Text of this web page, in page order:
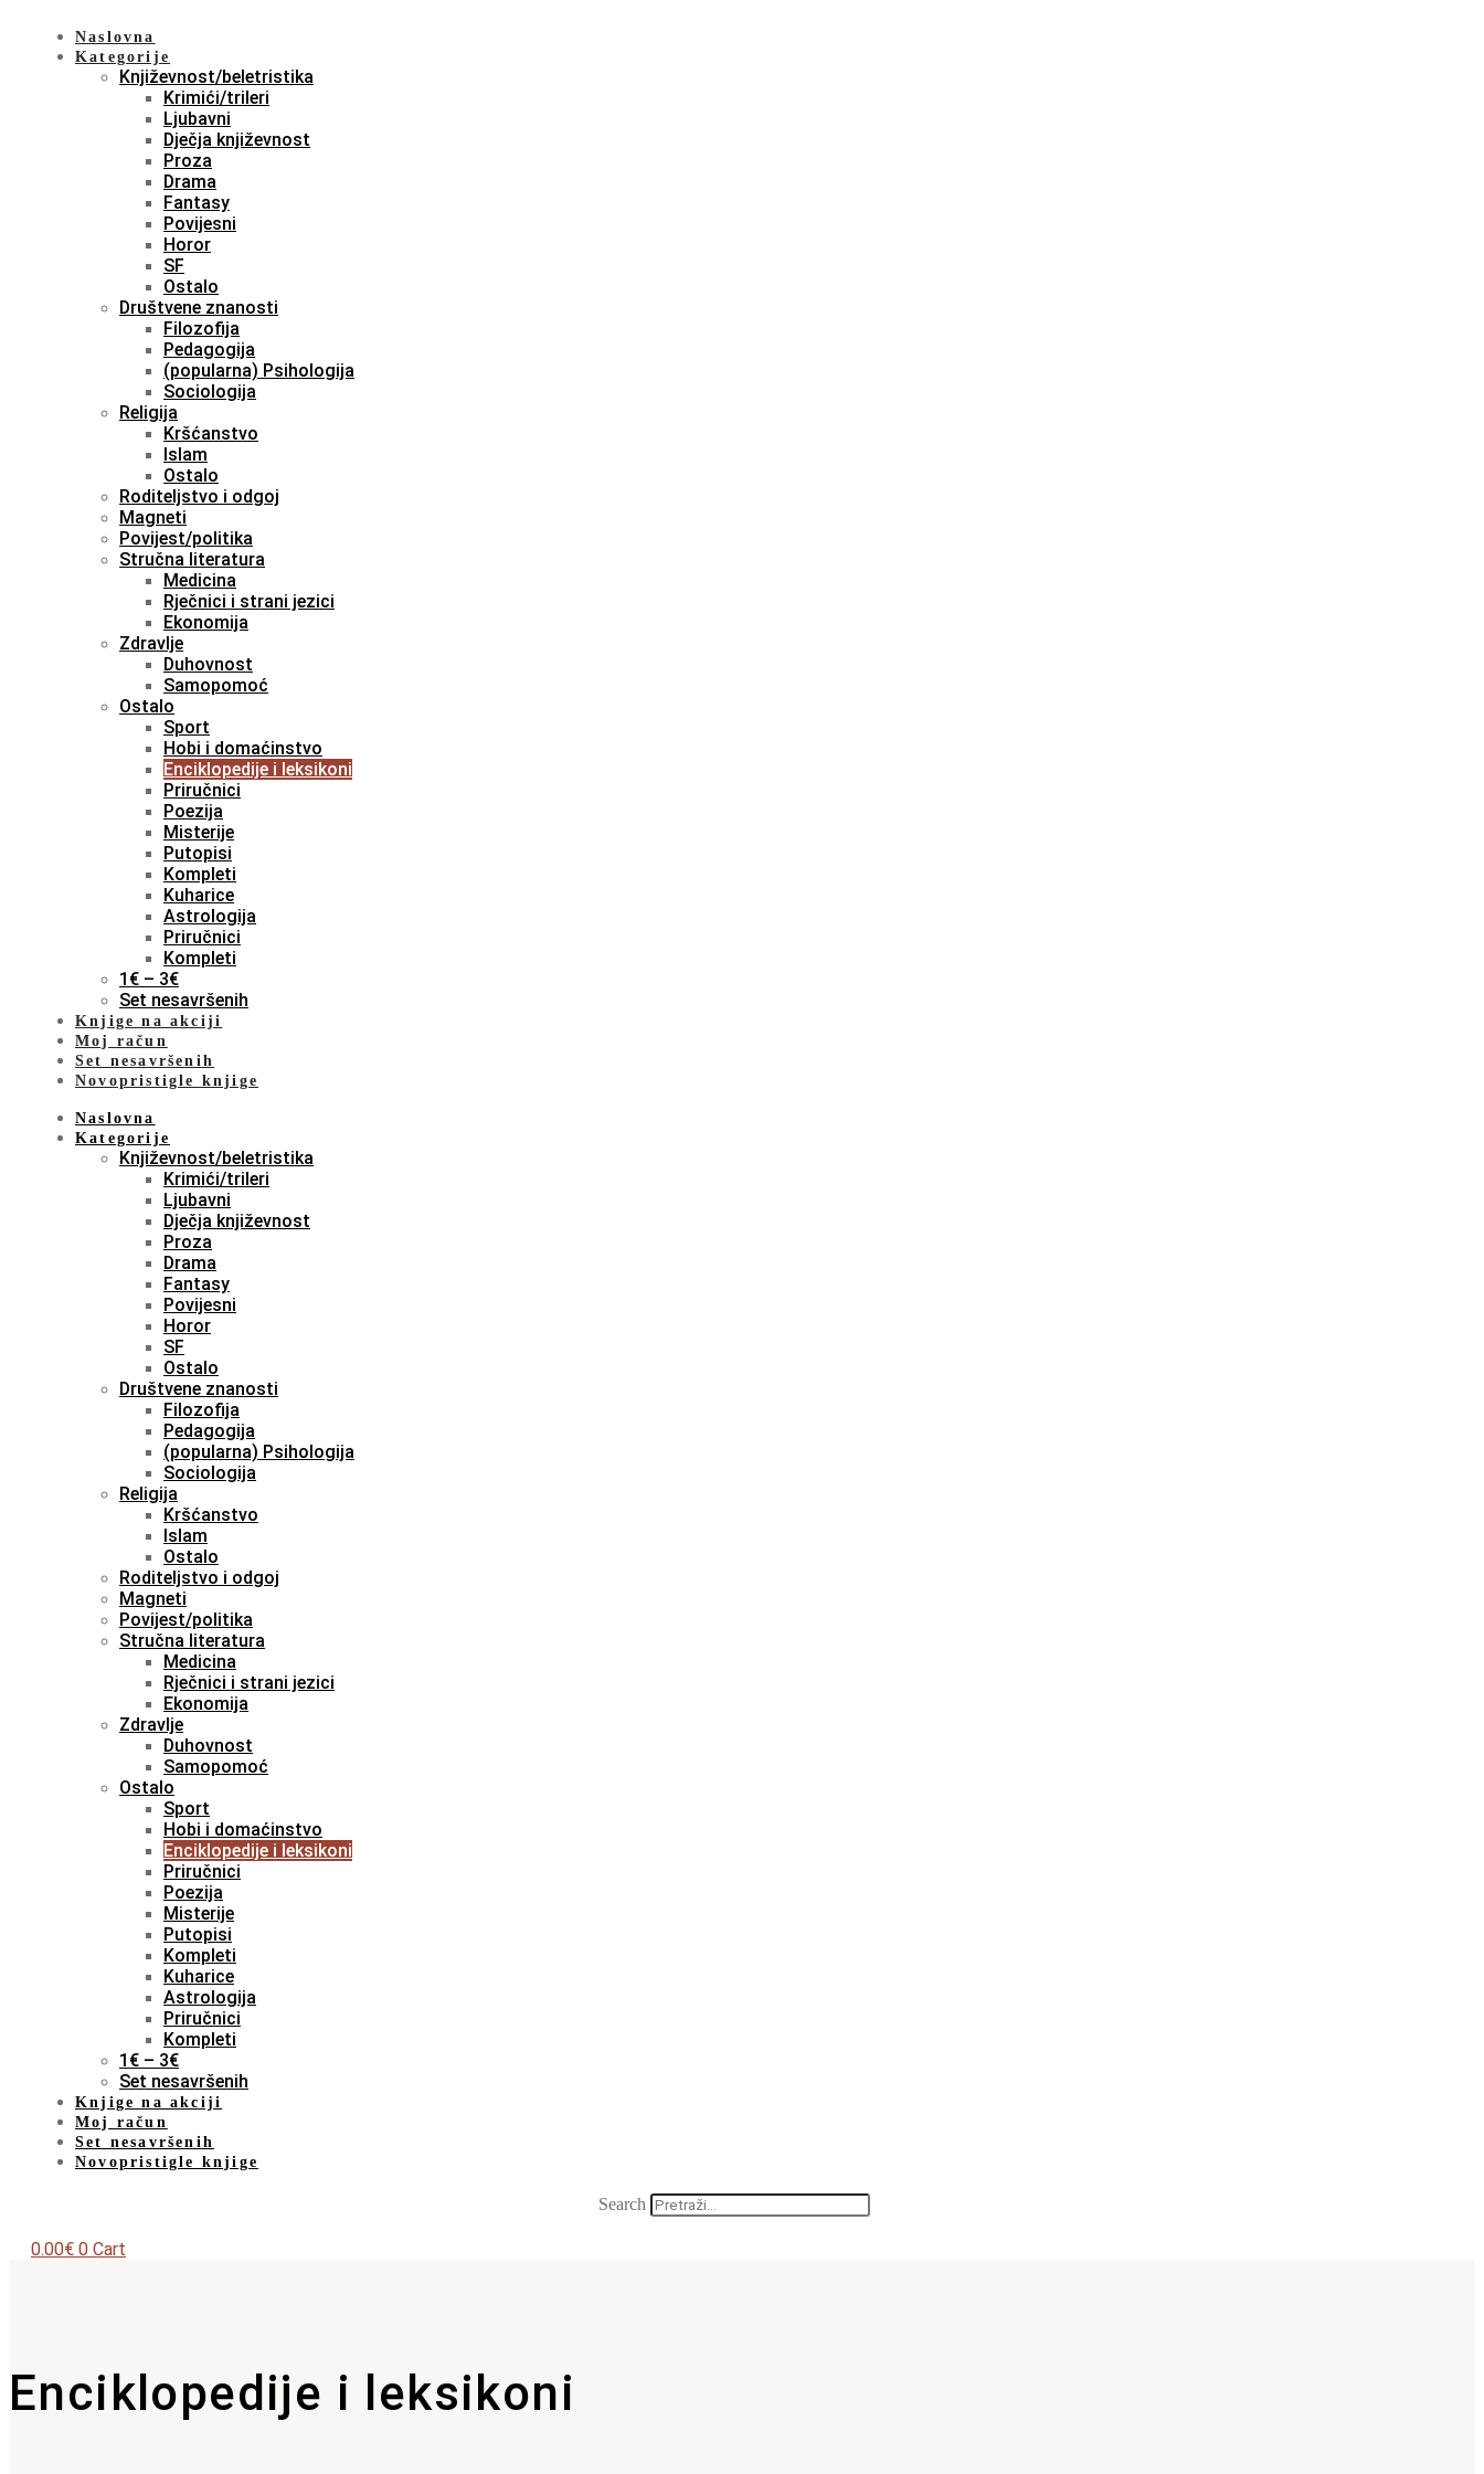
Naslovna
Kategorije
Književnost/beletristika
Krimići/trileri
Ljubavni
Dječja književnost
Proza
Drama
Fantasy
Povijesni
Horor
SF
Ostalo
Društvene znanosti
Filozofija
Pedagogija
(popularna) Psihologija
Sociologija
Religija
Kršćanstvo
Islam
Ostalo
Roditeljstvo i odgoj
Magneti
Povijest/politika
Stručna literatura
Medicina
Rječnici i strani jezici
Ekonomija
Zdravlje
Duhovnost
Samopomoć
Ostalo
Sport
Hobi i domaćinstvo
Enciklopedije i leksikoni
Priručnici
Poezija
Misterije
Putopisi
Kompleti
Kuharice
Astrologija
Priručnici
Kompleti
1€ – 3€
Set nesavršenih
Knjige na akciji
Moj račun
Set nesavršenih
Novopristigle knjige
Naslovna
Kategorije
Književnost/beletristika
Krimići/trileri
Ljubavni
Dječja književnost
Proza
Drama
Fantasy
Povijesni
Horor
SF
Ostalo
Društvene znanosti
Filozofija
Pedagogija
(popularna) Psihologija
Sociologija
Religija
Kršćanstvo
Islam
Ostalo
Roditeljstvo i odgoj
Magneti
Povijest/politika
Stručna literatura
Medicina
Rječnici i strani jezici
Ekonomija
Zdravlje
Duhovnost
Samopomoć
Ostalo
Sport
Hobi i domaćinstvo
Enciklopedije i leksikoni
Priručnici
Poezija
Misterije
Putopisi
Kompleti
Kuharice
Astrologija
Priručnici
Kompleti
1€ – 3€
Set nesavršenih
Knjige na akciji
Moj račun
Set nesavršenih
Novopristigle knjige
Search
0.00€ 0 Cart
Enciklopedije i leksikoni